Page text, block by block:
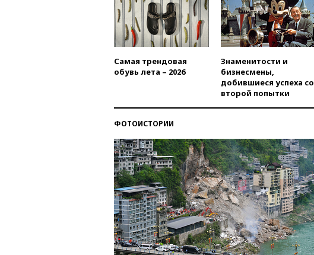
Самая трендовая
обувь лета – 2026
Знаменитости и
бизнесмены,
добившиеся успеха со
второй попытки
ФОТОИСТОРИИ